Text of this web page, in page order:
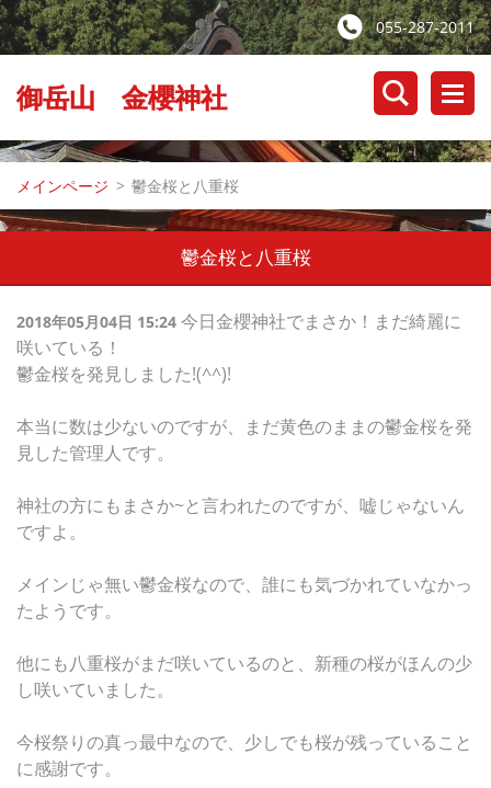
055-287-2011
御岳山 金櫻神社
メインページ > 鬱金桜と八重桜
鬱金桜と八重桜
2018年05月04日 15:24 今日金櫻神社でまさか！まだ綺麗に
咲いている！
鬱金桜を発見しました!(^^)!
本当に数は少ないのですが、まだ黄色のままの鬱金桜を発
見した管理人です。
神社の方にもまさか~と言われたのですが、嘘じゃないん
ですよ。
メインじゃ無い鬱金桜なので、誰にも気づかれていなかっ
たようです。
他にも八重桜がまだ咲いているのと、新種の桜がほんの少
し咲いていました。
今桜祭りの真っ最中なので、少しでも桜が残っていること
に感謝です。